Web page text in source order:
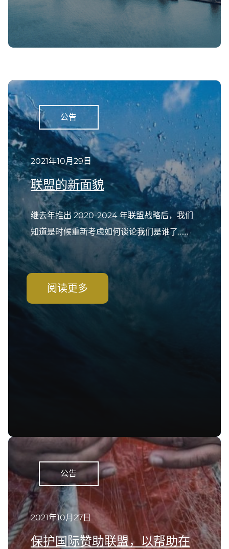
公告
2021年10月29日
联盟的新面貌
继去年推出 2020-2024 年联盟战略后，我们
知道是时候重新考虑如何谈论我们是谁了……
阅读更多
公告
2021年10月27日
保护国际赞助联盟，以帮助在